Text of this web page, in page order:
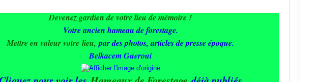
Devenez gardien de votre lieu de mémoire !
Votre ancien hameau de forestage.
Mettre en valeur votre lieu,par des photos, articles de presse époque.
Belkacem Gueroui